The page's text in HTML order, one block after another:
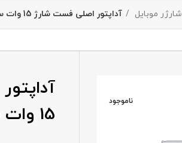
شارژر موبایل آداپتور اصلی فست شارژ 15 وات سامسونگ
ناموجود
15 وات سامسونگ